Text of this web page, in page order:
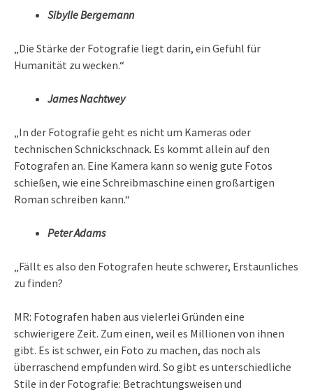
Sibylle Bergemann
„Die Stärke der Fotografie liegt darin, ein Gefühl für
Humanität zu wecken.“
James Nachtwey
„In der Fotografie geht es nicht um Kameras oder
technischen Schnickschnack. Es kommt allein auf den
Fotografen an. Eine Kamera kann so wenig gute Fotos
schießen, wie eine Schreibmaschine einen großartigen
Roman schreiben kann.“
Peter Adams
„Fällt es also den Fotografen heute schwerer, Erstaunliches
zu finden?
MR: Fotografen haben aus vielerlei Gründen eine
schwierigere Zeit. Zum einen, weil es Millionen von ihnen
gibt. Es ist schwer, ein Foto zu machen, das noch als
überraschend empfunden wird. So gibt es unterschiedliche
Stile in der Fotografie: Betrachtungsweisen und